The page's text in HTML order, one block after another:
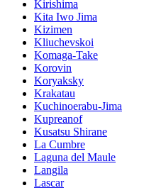
Kirishima
Kita Iwo Jima
Kizimen
Kliuchevskoi
Komaga-Take
Korovin
Koryaksky
Krakatau
Kuchinoerabu-Jima
Kupreanof
Kusatsu Shirane
La Cumbre
Laguna del Maule
Langila
Lascar